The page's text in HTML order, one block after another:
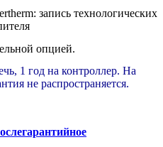
запись технологических
опцией.
1 год на контроллер. На
не распространяется.